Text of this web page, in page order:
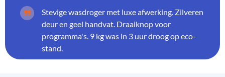
Stevige wasdroger met luxe afwerking. Zilveren
deur en geel handvat. Draaiknop voor
programma's. 9 kg was in 3 uur droog op eco-
stand.